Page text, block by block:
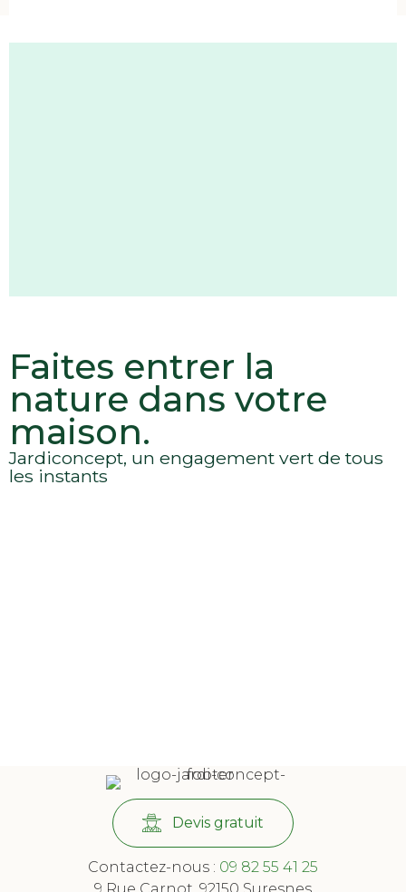
Faites entrer la
nature dans votre
maison.
Jardiconcept, un engagement vert de tous
les instants
Devis gratuit
Contactez-nous : 09 82 55 41 25